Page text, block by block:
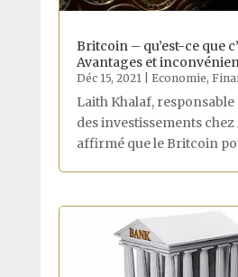
Britcoin – qu’est-ce que
Avantages et
Déc 15, 2021| Economie,
Laith Khalaf, responsable
des investissements chez
affirmé que le Britcoin